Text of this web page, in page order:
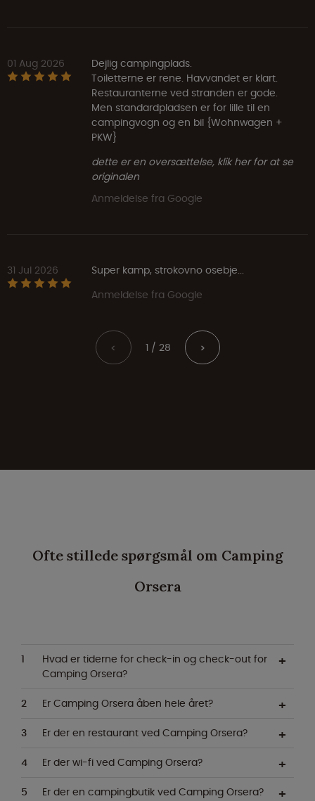
01 Aug 2026
Dejlig campingplads.
Toiletterne er rene. Havvandet er klart.
Restauranterne ved stranden er gode.
Men standardpladsen er for lille til en
campingvogn og en bil {Wohnwagen +
PKW}
dette er en oversættelse, klik her for at se
originalen
Anmeldelse fra Google
31 Jul 2026
Super kamp, strokovno osebje...
Anmeldelse fra Google
< 1 / 28 >
Ofte stillede spørgsmål om Camping
Orsera
Hvad er tiderne for check-in og check-out for
Camping Orsera?
Er Camping Orsera åben hele året?
Er der en restaurant ved Camping Orsera?
Er der wi-fi ved Camping Orsera?
Er der en campingbutik ved Camping Orsera?